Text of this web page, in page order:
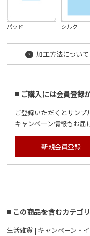
パッド シルク
? 加工方法について
ご購入には会員登録
ご登録いただくとサン
キャンペーン情報もお届
新規会員登録
この商品を含むカテゴリ
生活雑貨| キャンペーン・